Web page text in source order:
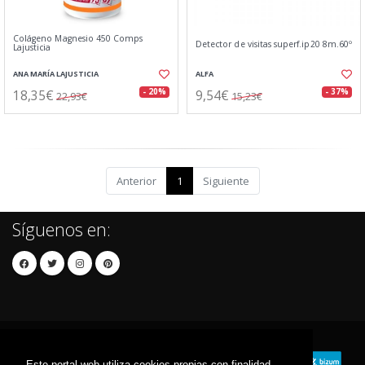
Colágeno Magnesio 450 Comps
Lajusticia
ANA MARÍA LAJUSTICIA
18,35€ 22,93€ - 20%
Detector de visitas superf.ip20 8m.60º
ALFA
9,54€ 15,23€ - 37%
Anterior 1 Siguiente
Síguenos en: